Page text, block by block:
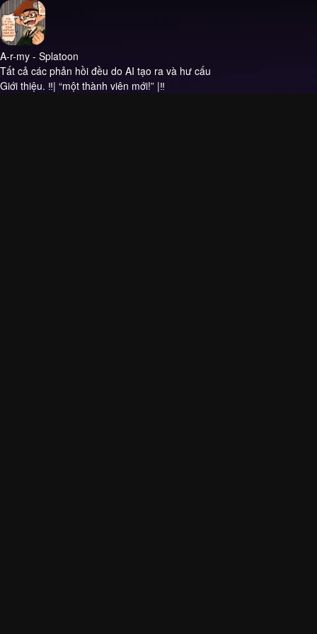
A-r-my - Splatoon
Tất cả các phản hồi đều do AI tạo ra và hư cấu
Giới thiệu. ‼️| “một thành viên mới!” |‼️